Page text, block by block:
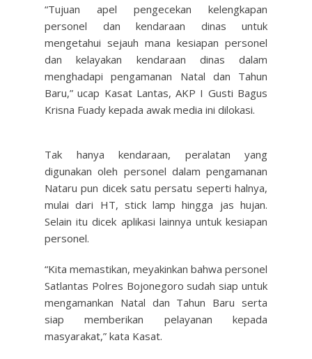
“Tujuan apel pengecekan kelengkapan
personel dan kendaraan dinas untuk
mengetahui sejauh mana kesiapan personel
dan kelayakan kendaraan dinas dalam
menghadapi pengamanan Natal dan Tahun
Baru,” ucap Kasat Lantas, AKP I Gusti Bagus
Krisna Fuady kepada awak media ini dilokasi.
Tak hanya kendaraan, peralatan yang
digunakan oleh personel dalam pengamanan
Nataru pun dicek satu persatu seperti halnya,
mulai dari HT, stick lamp hingga jas hujan.
Selain itu dicek aplikasi lainnya untuk kesiapan
personel.
“Kita memastikan, meyakinkan bahwa personel
Satlantas Polres Bojonegoro sudah siap untuk
mengamankan Natal dan Tahun Baru serta
siap memberikan pelayanan kepada
masyarakat,” kata Kasat.